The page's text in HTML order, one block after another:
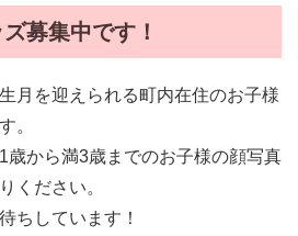
募集中です！
月を迎えられる町内在住のお子様
。
歳から満3歳までのお子様の顔写真
ください。
ちしています！